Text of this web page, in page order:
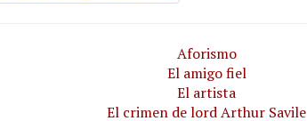
Aforismo
El amigo fiel
El artista
El crimen de lord Arthur Savile